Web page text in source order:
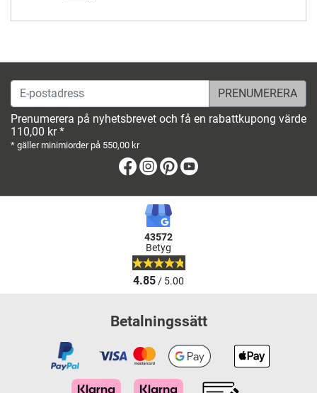
E-postadress
Prenumerera på nyhetsbrevet och få en rabattkupong värde
110,00 kr *
* gäller minimiorder på 550,00 kr
Facebook
Instagram
Pinterest
43572
Betyg
4.85/ 5.00
Betalningssätt